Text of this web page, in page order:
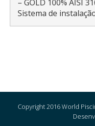
Copyright 2016 World
– GOLD 100% AISI
Sistema de